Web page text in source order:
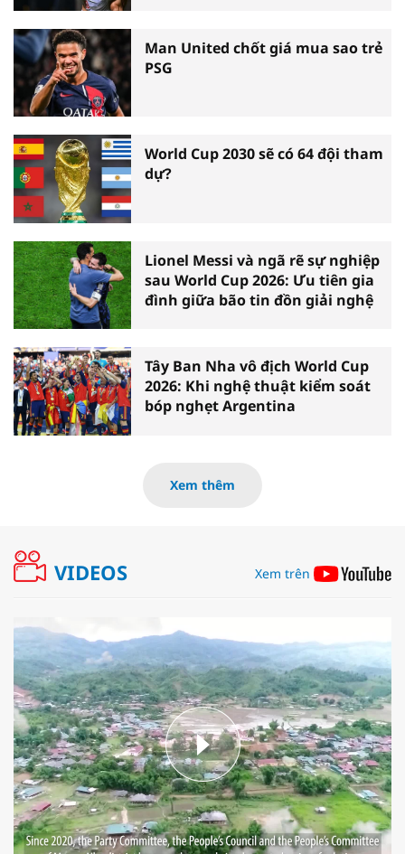
Man United chốt giá mua sao trẻ
PSG
World Cup 2030 sẽ có 64 đội tham
dự?
Lionel Messi và ngã rẽ sự nghiệp
sau World Cup 2026: Ưu tiên gia
đình giữa bão tin đồn giải nghệ
Tây Ban Nha vô địch World Cup
2026: Khi nghệ thuật kiểm soát
bóp nghẹt Argentina
Xem thêm
VIDEOS Xem trên